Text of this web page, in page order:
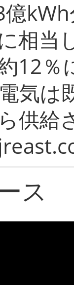
相当
12％
気は
供給
ス